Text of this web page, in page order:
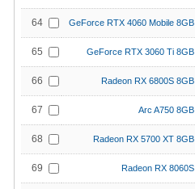
64 GeForce RTX 4060 Mobile 8GB
65 GeForce RTX 3060 Ti 8GB
66 Radeon RX 6800S 8GB
67 Arc A750 8GB
68 Radeon RX 5700 XT 8GB
69 Radeon RX 8060S